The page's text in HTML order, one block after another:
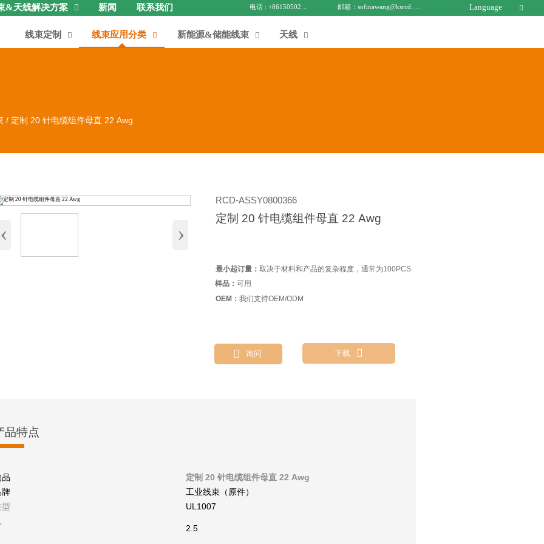
&天线解决方案  新闻 联系我们 Language 
线束定制  线束应用分类  新能源&储能线束  天线 
/ 定制 20 针电缆组件母直 22 Awg
‹ ›
RCD-ASSY0800366
定制 20 针电缆组件母直 22 Awg
最小起订量： 取决于材料和产品的复杂程度，通常为100PCS
样品：可用
OEM： 我们支持OEM/ODM
 询问 下载 
品特点
品
定制 20 针电缆组件母直 22 Awg
牌
工业线束（原件）
型
UL1007
2.5